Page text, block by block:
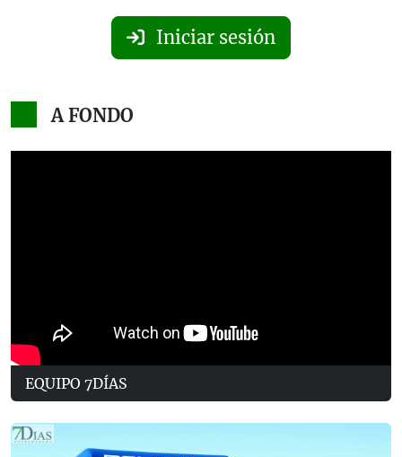
Iniciar sesión
A FONDO
EQUIPO 7DÍAS